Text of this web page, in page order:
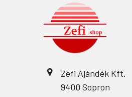
Zefi Ajándék Kft.
9400 Sopron